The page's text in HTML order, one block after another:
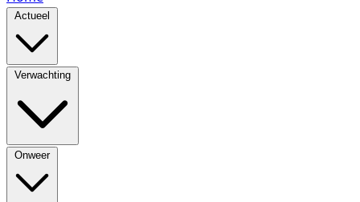
Actueel
Verwachting
Onweer